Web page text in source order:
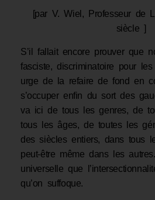
[par V. Wiel, Professeur de
siècle ]
S’il fallait encore prouver que
fasciste, discriminatoire pour les
urge de la refaire de fond en
s’occuper enfin du sort des
va ici de tous les genres, de
tous les âges, de toutes les
des siècles entiers, dans tous
peut-être même dans les
universelle que
qu’on suffoque.